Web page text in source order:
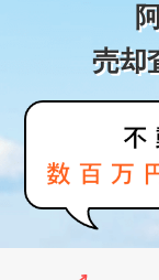
売却
不動産売却の流れ
不動産の売却・一
家査定シミュレー
お問い合わせ